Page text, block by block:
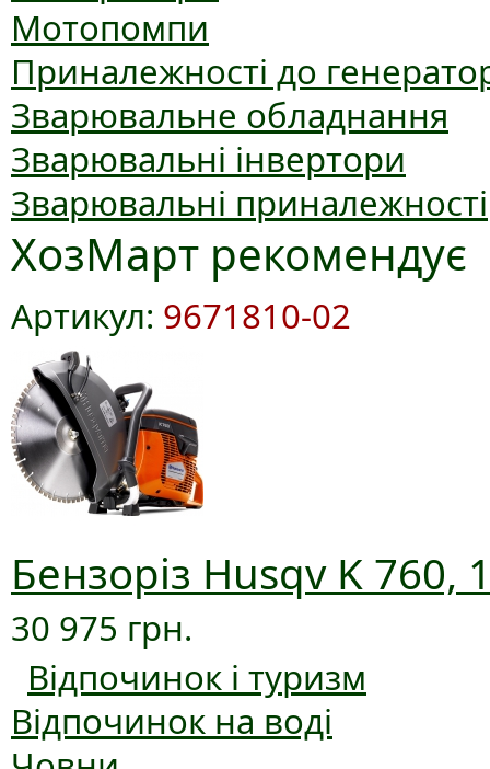
Мотопомпи
Приналежності до
Зварювальне обладнання
Зварювальні інвертори
Зварювальні приналежності
ХозМарт рекомендує
Артикул: 9671810-02
Бензоріз Husqv K 760,
30 975 грн.
Відпочинок і туризм
Відпочинок на воді